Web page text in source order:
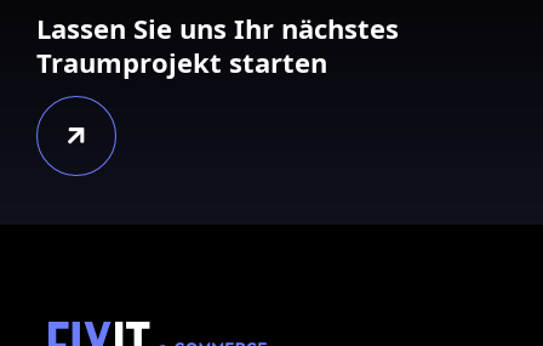
Lassen Sie uns Ihr nächstes
Traumprojekt starten